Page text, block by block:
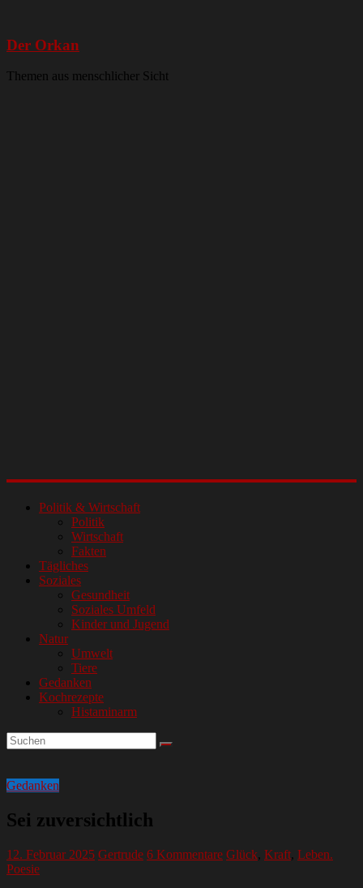
Der Orkan
Themen aus menschlicher Sicht
Politik & Wirtschaft
Politik
Wirtschaft
Fakten
Tägliches
Soziales
Gesundheit
Soziales Umfeld
Kinder und Jugend
Natur
Umwelt
Tiere
Gedanken
Kochrezepte
Histaminarm
Gedanken
Sei zuversichtlich
12. Februar 2025 Gertrude 6 Kommentare Glück, Kraft, Leben.
Poesie